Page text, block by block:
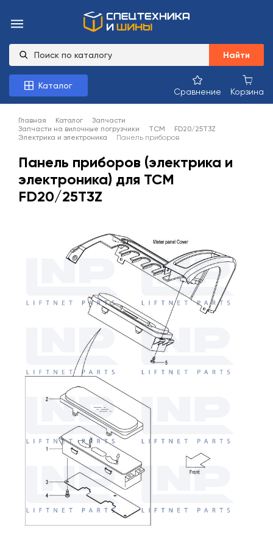
Найти
Каталог
Сравнение Корзина
Главная Каталог
Запчасти
Запчасти на вилочные погрузчики
TCM
FD20/25T3Z
Электрика и электроника
Панель приборов
Панель приборов (электрика и
электроника) для TCM
FD20/25T3Z